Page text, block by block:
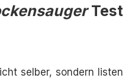
Test
selber, sondern listen